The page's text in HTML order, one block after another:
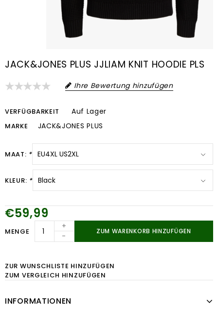
JACK&JONES PLUS JJLIAM KNIT HOODIE PLS
Ihre Bewertung hinzufügen
VERFÜGBARKEIT Auf Lager
MARKE JACK&JONES PLUS
MAAT: *
KLEUR: *
€59,99
MENGE
+
-
ZUM WARENKORB HINZUFÜGEN
ZUR WUNSCHLISTE HINZUFÜGEN
ZUM VERGLEICH HINZUFÜGEN
INFORMATIONEN